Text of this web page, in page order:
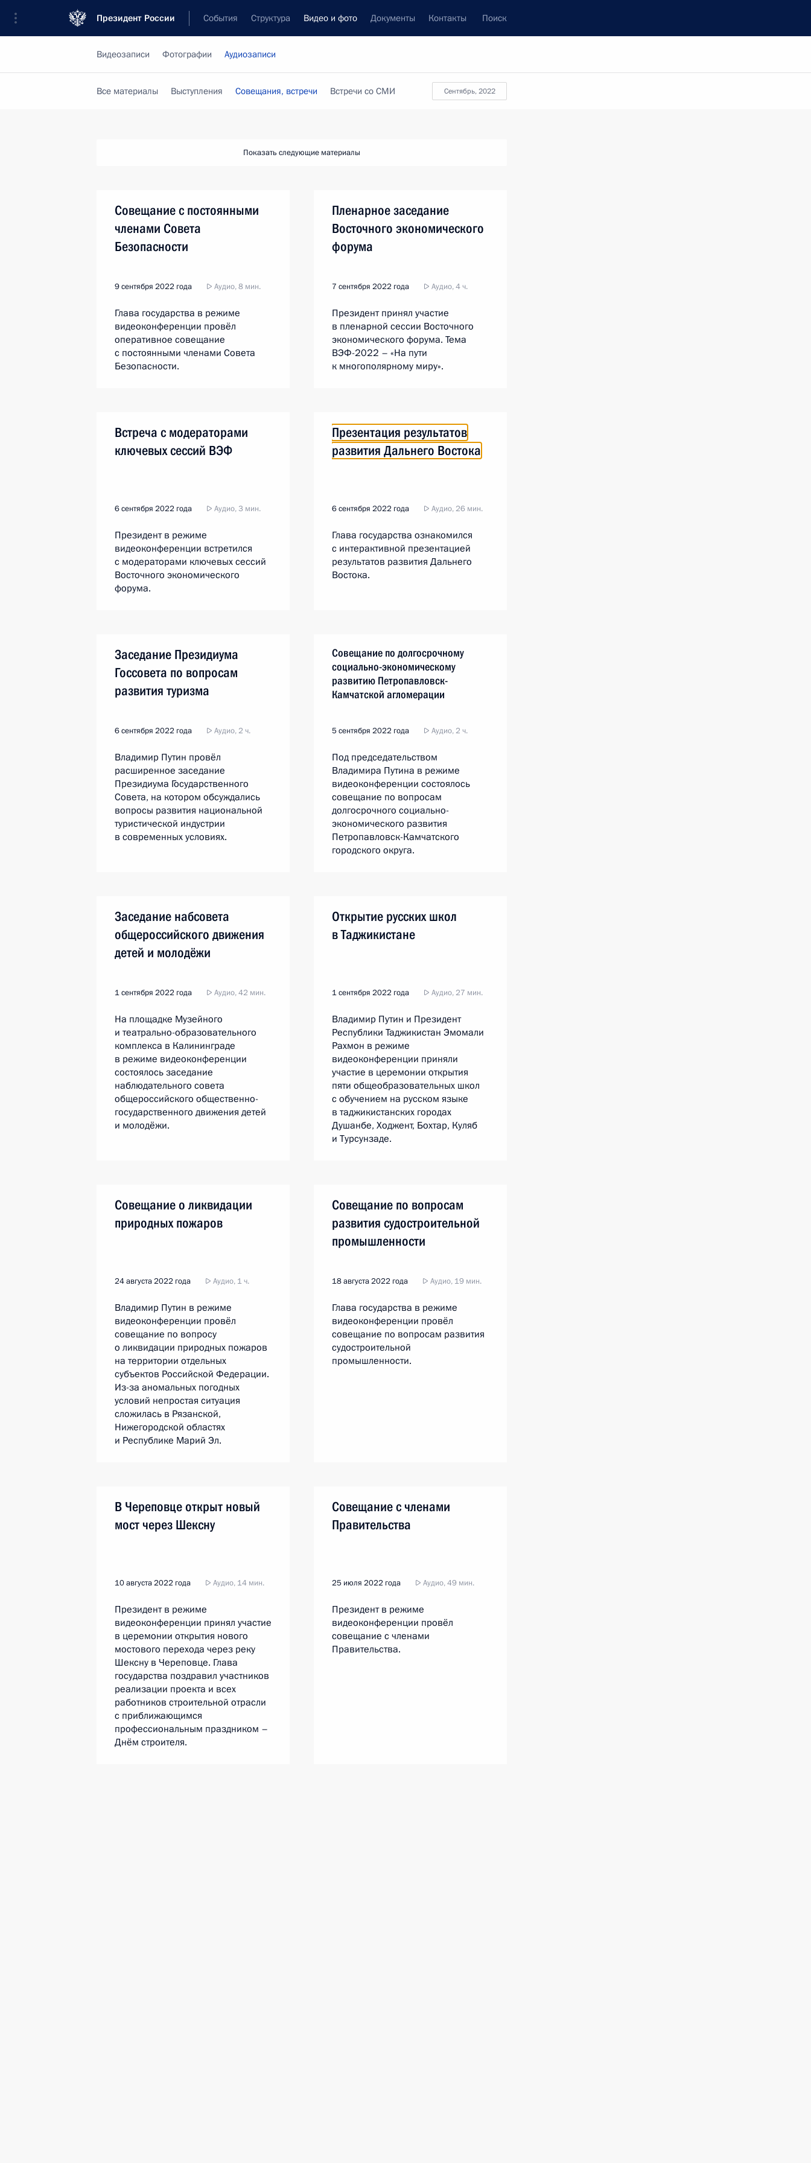
Президент России События Структура Видео и фото Документы Контакты Поиск
Видеозаписи Фотографии Аудиозаписи
сентябрь, 2022
Все материалы Выступления Совещания, встречи Встречи со СМИ
Показать следующие материалы
Совещание с постоянными
членами Совета
Безопасности
9 сентября 2022 года Аудио, 8 мин.
Глава государства в режиме
видеоконференции провёл
оперативное совещание
с постоянными членами Совета
Безопасности.
Пленарное заседание
Восточного экономического
форума
7 сентября 2022 года Аудио, 4 ч.
Президент принял участие
в пленарной сессии Восточного
экономического форума. Тема
ВЭФ-2022 – «На пути
к многополярному миру».
Встреча с модераторами
ключевых сессий ВЭФ
6 сентября 2022 года Аудио, 3 мин.
Президент в режиме
видеоконференции встретился
с модераторами ключевых сессий
Восточного экономического
форума.
Презентация результатов
развития Дальнего Востока
6 сентября 2022 года Аудио, 26 мин.
Глава государства ознакомился
с интерактивной презентацией
результатов развития Дальнего
Востока.
Заседание Президиума
Госсовета по вопросам
развития туризма
6 сентября 2022 года Аудио, 2 ч.
Владимир Путин провёл
расширенное заседание
Президиума Государственного
Совета, на котором обсуждались
вопросы развития национальной
туристической индустрии
в современных условиях.
Совещание по долгосрочному
социально-экономическому
развитию Петропавловск-
Камчатской агломерации
5 сентября 2022 года Аудио, 2 ч.
Под председательством
Владимира Путина в режиме
видеоконференции состоялось
совещание по вопросам
долгосрочного социально-
экономического развития
Петропавловск-Камчатского
городского округа.
Заседание набсовета
общероссийского движения
детей и молодёжи
1 сентября 2022 года Аудио, 42 мин.
На площадке Музейного
и театрально-образовательного
комплекса в Калининграде
в режиме видеоконференции
состоялось заседание
наблюдательного совета
общероссийского общественно-
государственного движения детей
и молодёжи.
Открытие русских школ
в Таджикистане
1 сентября 2022 года Аудио, 27 мин.
Владимир Путин и Президент
Республики Таджикистан Эмомали
Рахмон в режиме
видеоконференции приняли
участие в церемонии открытия
пяти общеобразовательных школ
с обучением на русском языке
в таджикистанских городах
Душанбе, Ходжент, Бохтар, Куляб
и Турсунзаде.
Совещание о ликвидации
природных пожаров
24 августа 2022 года Аудио, 1 ч.
Владимир Путин в режиме
видеоконференции провёл
совещание по вопросу
о ликвидации природных пожаров
на территории отдельных
субъектов Российской Федерации.
Из-за аномальных погодных
условий непростая ситуация
сложилась в Рязанской,
Нижегородской областях
и Республике Марий Эл.
Совещание по вопросам
развития судостроительной
промышленности
18 августа 2022 года Аудио, 19 мин.
Глава государства в режиме
видеоконференции провёл
совещание по вопросам развития
судостроительной
промышленности.
В Череповце открыт новый
мост через Шексну
10 августа 2022 года Аудио, 14 мин.
Президент в режиме
видеоконференции принял участие
в церемонии открытия нового
мостового перехода через реку
Шексну в Череповце. Глава
государства поздравил участников
реализации проекта и всех
работников строительной отрасли
с приближающимся
профессиональным праздником –
Днём строителя.
Совещание с членами
Правительства
25 июля 2022 года Аудио, 49 мин.
Президент в режиме
видеоконференции провёл
совещание с членами
Правительства.